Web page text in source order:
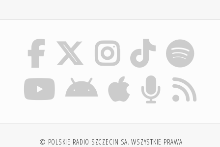
© POLSKIE RADIO SZCZECIN SA. WSZYSTKIE PRAWA